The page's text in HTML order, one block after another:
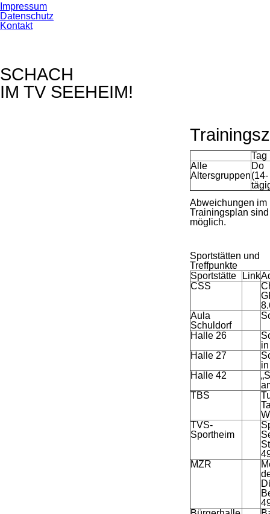
Navigation
überspringen
Impressum
Datenschutz
Kontakt
SCHACH
IM TV SEEHEIM!
Tag
Alle
Altersgruppen
Do
(14-
Abweichungen im
Trainingsplan sind
möglich.
Sportstätten und
Treffpunkte
Sportstätte
Link
CSS
Aula
Schuldorf
Halle 26
Halle 27
Halle 42
TBS
TVS-
Sportheim
MZR